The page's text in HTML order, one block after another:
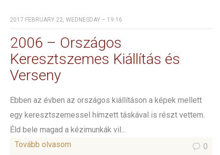
2017 FEBRUARY 22, WEDNESDAY – 19:16
2006 – Országos
Keresztszemes Kiállítás és
Verseny
Ebben az évben az országos kiállításon a képek mellett
egy keresztszemessel hímzett táskával is részt vettem.
Éld bele magad a kézimunkák vil...
Tovább olvasom
0